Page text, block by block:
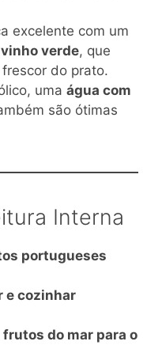
excelente com um
vinho verde, que
do prato.
uma água com
são ótimas
Interna
portugueses
e cozinhar
do mar para o